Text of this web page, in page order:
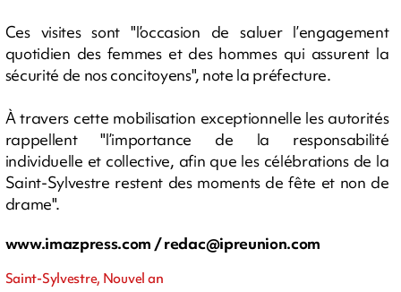
Ces visites sont "l’occasion de saluer l’engagement
quotidien des femmes et des hommes qui assurent la
sécurité de nos concitoyens", note la préfecture.
À travers cette mobilisation exceptionnelle les autorités
rappellent "l’importance de la responsabilité
individuelle et collective, afin que les célébrations de la
Saint-Sylvestre restent des moments de fête et non de
drame".
www.imazpress.com /redac@ipreunion.com
Saint-Sylvestre, Nouvel an